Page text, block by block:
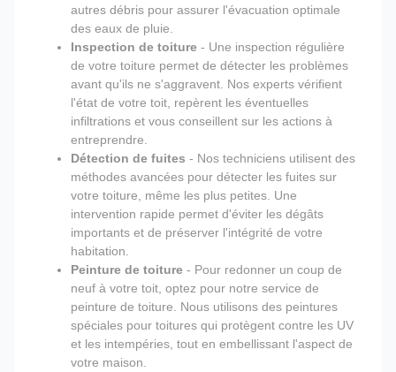
autres débris pour assurer l'évacuation optimale
des eaux de pluie.
Inspection de toiture - Une inspection régulière
de votre toiture permet de détecter les problèmes
avant qu'ils ne s'aggravent. Nos experts vérifient
l'état de votre toit, repèrent les éventuelles
infiltrations et vous conseillent sur les actions à
entreprendre.
Détection de fuites - Nos techniciens utilisent des
méthodes avancées pour détecter les fuites sur
votre toiture, même les plus petites. Une
intervention rapide permet d'éviter les dégâts
importants et de préserver l'intégrité de votre
habitation.
Peinture de toiture - Pour redonner un coup de
neuf à votre toit, optez pour notre service de
peinture de toiture. Nous utilisons des peintures
spéciales pour toitures qui protègent contre les UV
et les intempéries, tout en embellissant l'aspect de
votre maison.